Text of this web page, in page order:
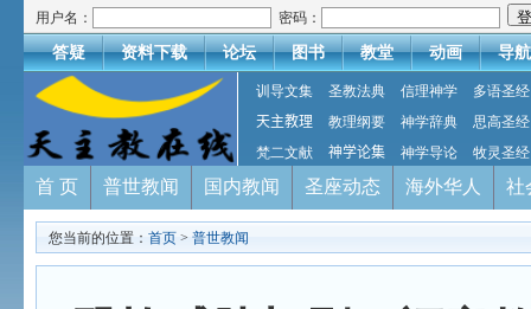
用户名： 密码：
答疑 资料下载 论坛 图书 教堂 动画 导航
训导文集 圣教法典 信理神学
多语圣经
天主教理
教理纲要 神学辞典
思高圣经
梵二文献
神学论集 神学导论 牧灵圣经
首 页 普世教闻 国内教闻 圣座动态 海外华人 社
您当前的位置： 首页 > 普世教闻